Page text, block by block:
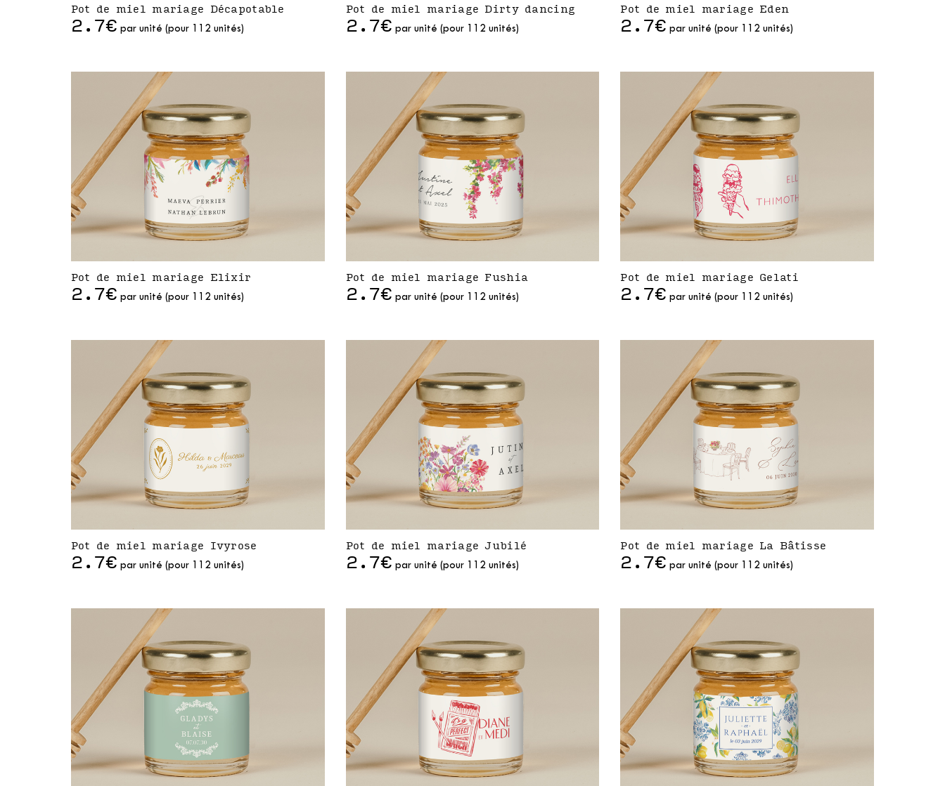
Pot de miel mariage Décapotable
2.7€ par unité (pour 112 unités)
Pot de miel mariage Dirty dancing
2.7€ par unité (pour 112 unités)
Pot de miel mariage Eden
2.7€ par unité (pour 112 unités)
Pot de miel mariage Elixir
2.7€ par unité (pour 112 unités)
Pot de miel mariage Fushia
2.7€ par unité (pour 112 unités)
Pot de miel mariage Gelati
2.7€ par unité (pour 112 unités)
Pot de miel mariage Ivyrose
2.7€ par unité (pour 112 unités)
Pot de miel mariage Jubilé
2.7€ par unité (pour 112 unités)
Pot de miel mariage La Bâtisse
2.7€ par unité (pour 112 unités)